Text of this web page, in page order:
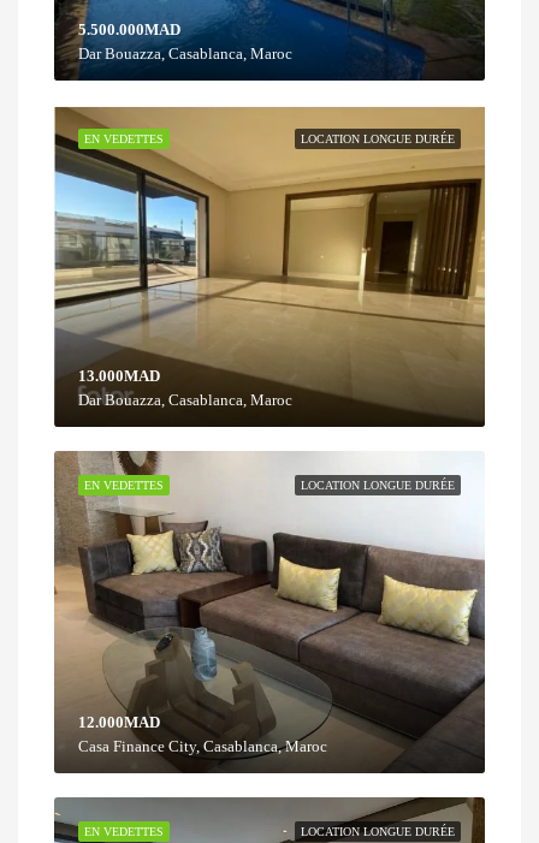
5.500.000MAD
Dar Bouazza, Casablanca, Maroc
LOCATION LONGUE DURÉE
EN VEDETTES
13.000MAD
Dar Bouazza, Casablanca, Maroc
LOCATION LONGUE DURÉE
EN VEDETTES
12.000MAD
Casa Finance City, Casablanca, Maroc
LOCATION LONGUE DURÉE
EN VEDETTES